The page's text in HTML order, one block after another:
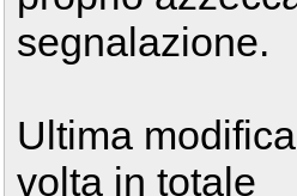
segnalazione.
Ultima
volta in totale